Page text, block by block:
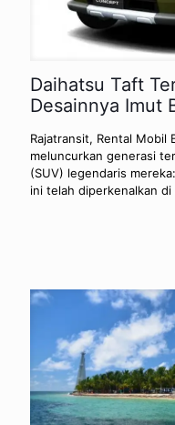
Daihatsu Taft
Desainnya Imut
Rajatransit, Rental Mobil
meluncurkan generasi
(SUV) legendaris
ini telah diperkenalkan di